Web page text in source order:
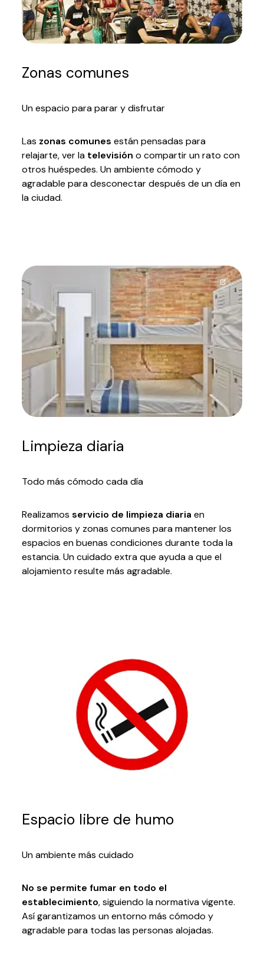
Zonas comunes
Un espacio para parar y disfrutar
Las zonas comunes están pensadas para
relajarte, ver la televisión o compartir un rato con
otros huéspedes. Un ambiente cómodo y
agradable para desconectar después de un día en
la ciudad.
Limpieza diaria
Todo más cómodo cada día
Realizamos servicio de limpieza diaria en
dormitorios y zonas comunes para mantener los
espacios en buenas condiciones durante toda la
estancia. Un cuidado extra que ayuda a que el
alojamiento resulte más agradable.
Espacio libre de humo
Un ambiente más cuidado
No se permite fumar en todo el
establecimiento, siguiendo la normativa vigente.
Así garantizamos un entorno más cómodo y
agradable para todas las personas alojadas.